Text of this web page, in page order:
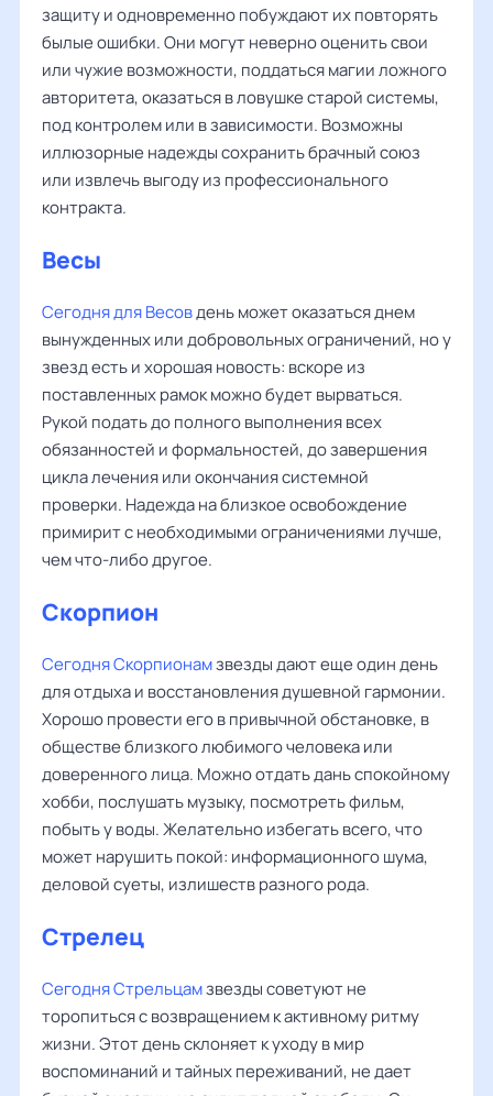
защиту и одновременно побуждают их повторять
былые ошибки. Они могут неверно оценить свои
или чужие возможности, поддаться магии ложного
авторитета, оказаться в ловушке старой системы,
под контролем или в зависимости. Возможны
иллюзорные надежды сохранить брачный союз
или извлечь выгоду из профессионального
контракта.
Весы
Сегодня для Весовдень может оказаться днем
вынужденных или добровольных ограничений, но у
звезд есть и хорошая новость: вскоре из
поставленных рамок можно будет вырваться.
Рукой подать до полного выполнения всех
обязанностей и формальностей, до завершения
цикла лечения или окончания системной
проверки. Надежда на близкое освобождение
примирит с необходимыми ограничениями лучше,
чем что-либо другое.
Скорпион
Сегодня Скорпионамзвезды дают еще один день
для отдыха и восстановления душевной гармонии.
Хорошо провести его в привычной обстановке, в
обществе близкого любимого человека или
доверенного лица. Можно отдать дань спокойному
хобби, послушать музыку, посмотреть фильм,
побыть у воды. Желательно избегать всего, что
может нарушить покой: информационного шума,
деловой суеты, излишеств разного рода.
Стрелец
Сегодня Стрельцамзвезды советуют не
торопиться с возвращением к активному ритму
жизни. Этот день склоняет к уходу в мир
воспоминаний и тайных переживаний, не дает